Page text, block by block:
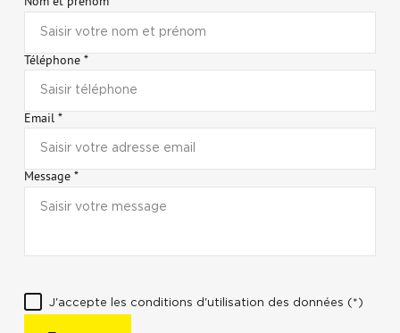
Téléphone *
Email *
Message *
J'accepte les conditions d'utilisation des données (*)